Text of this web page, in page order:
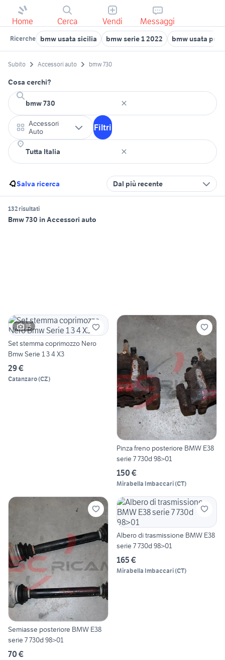
Home Cerca Vendi Messaggi
Ricerche bmw usata sicilia bmw serie 1 2022 bmw usata
Subito Accessori auto bmw 730
Cosa cerchi?
Accessori
Auto
Filtri
Salva ricerca Dal più recente
132 risultati
Bmw 730 in Accessori auto
15
Set stemma coprimozzo Nero
Bmw Serie 1 3 4 X3
29 €
Catanzaro(CZ)
Pinza freno posteriore BMW E38
serie 7 730d 98>01
150 €
Mirabella Imbaccari(CT)
Semiasse posteriore BMW E38
serie 7 730d 98>01
70 €
Albero di trasmissione BMW E38
serie 7 730d 98>01
165 €
Mirabella Imbaccari(CT)